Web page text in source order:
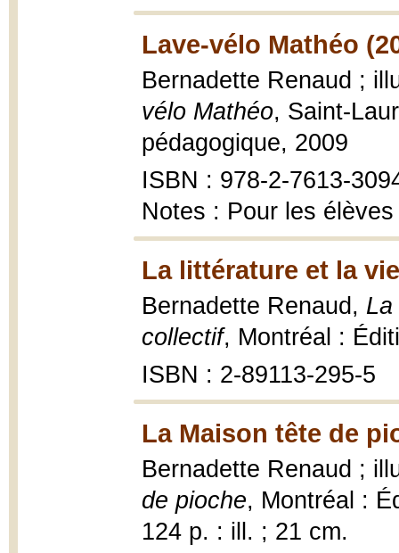
Lave-vélo Mathéo
Bernadette Renaud ;
vélo Mathéo, Saint-
pédagogique, 2009
ISBN : 978-2-7613-
Notes : Pour les
La littérature et la
Bernadette Renaud,
collectif, Montréal :
ISBN : 2-89113-295-5
La Maison tête de
Bernadette Renaud ;
de pioche, Montréal :
124 p. : ill. ; 21 cm.